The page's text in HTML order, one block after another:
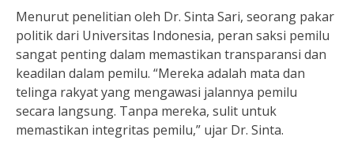
Menurut penelitian oleh Dr. Sinta Sari, seorang pakar
politik dari Universitas Indonesia, peran saksi pemilu
sangat penting dalam memastikan transparansi dan
keadilan dalam pemilu. “Mereka adalah mata dan
telinga rakyat yang mengawasi jalannya pemilu
secara langsung. Tanpa mereka, sulit untuk
memastikan integritas pemilu,” ujar Dr. Sinta.